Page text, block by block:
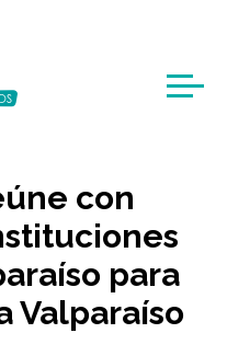
con
para
Valparaíso